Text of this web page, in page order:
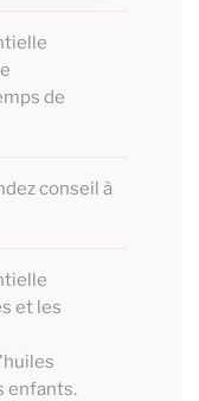
de
conseil à
et les
enfants.